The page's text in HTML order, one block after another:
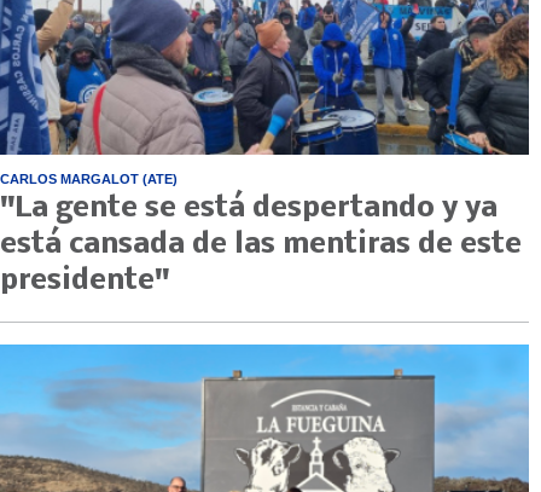
CARLOS MARGALOT (ATE)
"La gente se está despertando y ya
está cansada de las mentiras de este
presidente"